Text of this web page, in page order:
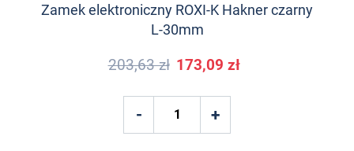
Zamek elektroniczny ROXI-K Hakner czarny
L-30mm
203,63 zł 173,09 zł